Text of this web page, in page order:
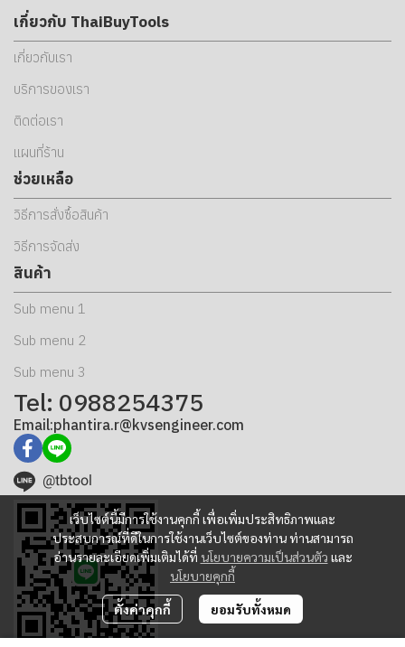
เว็บไซต์นี้มีการใช้งานคุกกี้ เพื่อเพิ่มประสิทธิภาพและ
ประสบการณ์ที่ดีในการใช้งานเว็บไซต์ของท่าน ท่านสามารถ
อ่านรายละเอียดเพิ่มเติมได้ที่ นโยบายความเป็นส่วนตัว และ
นโยบายคุกกี้
ตั้งค่าคุกกี้ ยอมรับทั้งหมด
เกี่ยวกับ ThaiBuyTools
เกี่ยวกับเรา
บริการของเรา
ติดต่อเรา
แผนที่ร้าน
ช่วยเหลือ
วิธีการสั่งซื้อสินค้า
วิธีการจัดส่ง
สินค้า
Sub menu 1
Sub menu 2
Sub menu 3
Tel: 0988254375
Email:phantira.r@kvsengineer.com
@tbtool